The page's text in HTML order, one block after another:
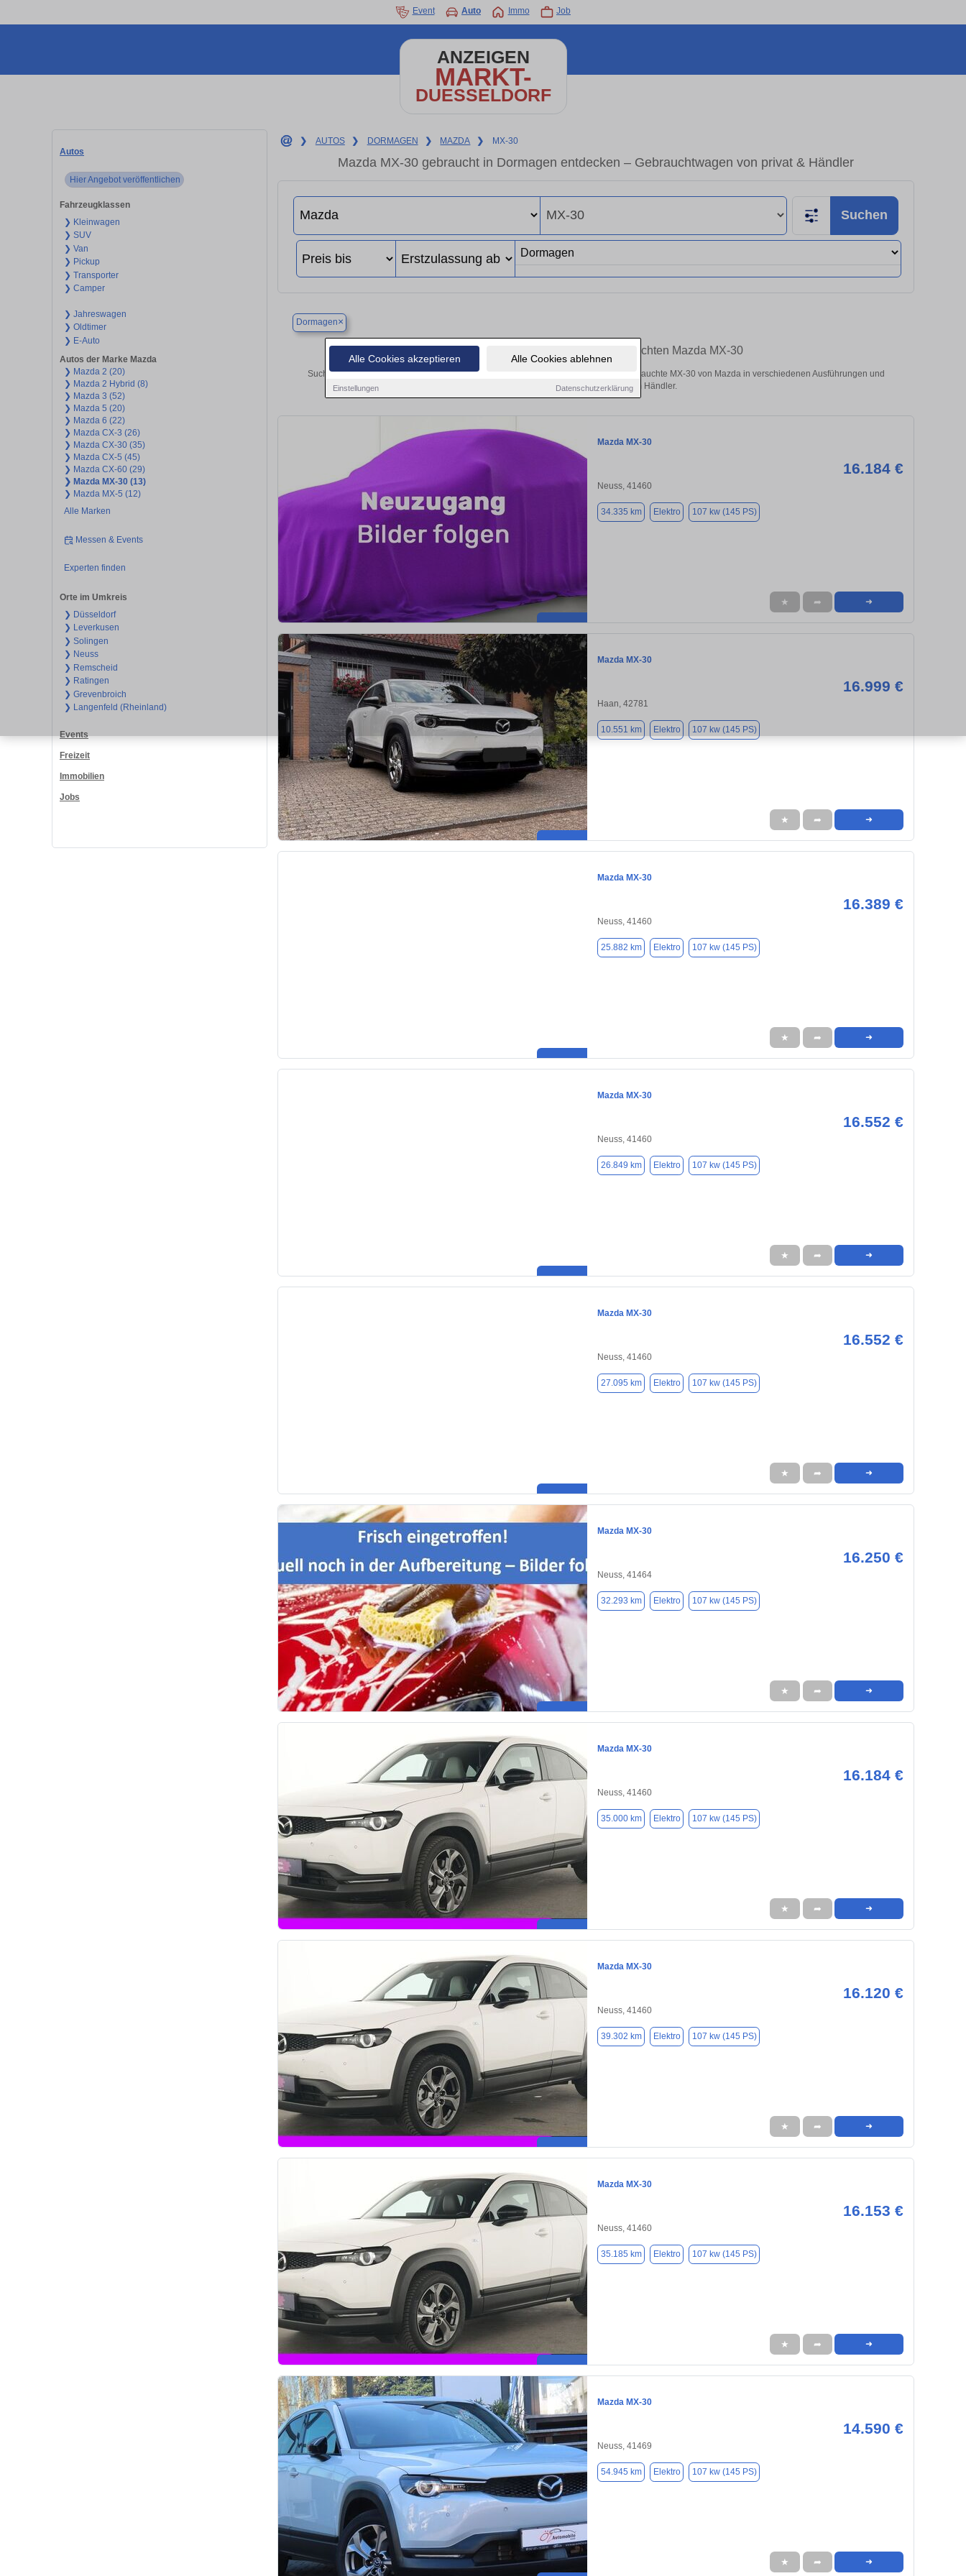
Alle Cookies akzeptieren Alle Cookies ablehnen
Einstellungen Datenschutzerklärung
Event Auto Immo Job
ANZEIGEN
MARKT-
DUESSELDORF
Autos
Hier Angebot veröffentlichen
Fahrzeugklassen
❯ Kleinwagen
❯ SUV
❯ Van
❯ Pickup
❯ Transporter
❯ Camper
❯ Jahreswagen
❯ Oldtimer
❯ E-Auto
Autos der Marke Mazda
❯ Mazda 2 (20)
❯ Mazda 2 Hybrid (8)
❯ Mazda 3 (52)
❯ Mazda 5 (20)
❯ Mazda 6 (22)
❯ Mazda CX-3 (26)
❯ Mazda CX-30 (35)
❯ Mazda CX-5 (45)
❯ Mazda CX-60 (29)
❯ Mazda MX-30 (13)
❯ Mazda MX-5 (12)
Alle Marken
Messen & Events
Experten finden
Orte im Umkreis
❯ Düsseldorf
❯ Leverkusen
❯ Solingen
❯ Neuss
❯ Remscheid
❯ Ratingen
❯ Grevenbroich
❯ Langenfeld (Rheinland)
Events
Freizeit
Immobilien
Jobs
❯ AUTOS ❯ DORMAGEN ❯ MAZDA ❯ MX-30
Mazda MX-30 gebraucht in Dormagen entdecken – Gebrauchtwagen von privat & Händler
Suchen
Dormagen×
Finden Sie in Dormagen Ihren gebrauchten Mazda MX-30
Suchen Sie in Dormagen einen Mazda MX-30 Gebrauchtwagen? Entdecken Sie gebrauchte MX-30 von Mazda in verschiedenen Ausführungen und
Preisklassen von privat und vom Händler.
Mazda MX-30
16.184 €
Neuss, 41460
34.335 km Elektro 107 kw (145 PS)
★ ➦ ➜
Mazda MX-30
16.999 €
Haan, 42781
10.551 km Elektro 107 kw (145 PS)
★ ➦ ➜
Mazda MX-30
16.389 €
Neuss, 41460
25.882 km Elektro 107 kw (145 PS)
★ ➦ ➜
Mazda MX-30
16.552 €
Neuss, 41460
26.849 km Elektro 107 kw (145 PS)
★ ➦ ➜
Mazda MX-30
16.552 €
Neuss, 41460
27.095 km Elektro 107 kw (145 PS)
★ ➦ ➜
Mazda MX-30
16.250 €
Neuss, 41464
32.293 km Elektro 107 kw (145 PS)
★ ➦ ➜
Mazda MX-30
16.184 €
Neuss, 41460
35.000 km Elektro 107 kw (145 PS)
★ ➦ ➜
Mazda MX-30
16.120 €
Neuss, 41460
39.302 km Elektro 107 kw (145 PS)
★ ➦ ➜
Mazda MX-30
16.153 €
Neuss, 41460
35.185 km Elektro 107 kw (145 PS)
★ ➦ ➜
Mazda MX-30
14.590 €
Neuss, 41469
54.945 km Elektro 107 kw (145 PS)
★ ➦ ➜